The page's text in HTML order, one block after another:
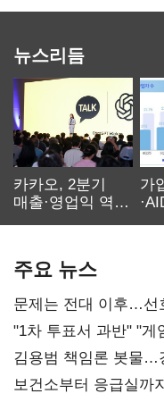
뉴스리듬
카카오, 2분기
매출·영업익 역대
가
주요 뉴스
문제는 전대 이후…선
불복'
"1차 투표서 과반" "
김용범 책임론 봇물…
보건소부터 응급실까